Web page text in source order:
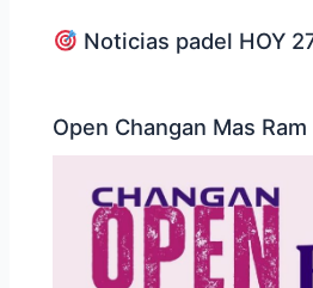
Noticias padel HOY
Open Changan Mas